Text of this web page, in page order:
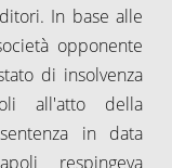
In base alle
opponente
di insolvenza
all'atto della
in data
respingeva